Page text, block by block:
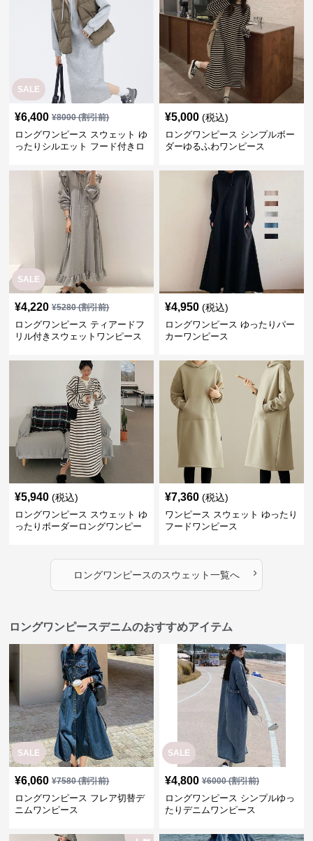
SALE
¥6,400 ¥8000(割引前)
ロングワンピース スウェット ゆ
ったりシルエット フード付きロ
¥5,000 (税込)
ロングワンピース シンプルボー
ダーゆるふわワンピース
SALE
¥4,220 ¥5280(割引前)
ロングワンピース ティアードフ
リル付きスウェットワンピース
¥4,950 (税込)
ロングワンピース ゆったりパー
カーワンピース
¥5,940 (税込)
ロングワンピース スウェット ゆ
ったりボーダーロングワンピー
¥7,360 (税込)
ワンピース スウェット ゆったり
フードワンピース
ロングワンピースのスウェット一覧へ ›
ロングワンピースデニムのおすすめアイテム
SALE
¥6,060 ¥7580(割引前)
ロングワンピース フレア切替デ
ニムワンピース
SALE
¥4,800 ¥6000(割引前)
ロングワンピース シンプルゆっ
たりデニムワンピース